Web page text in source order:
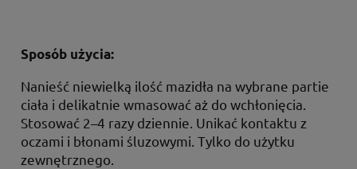
Sposób użycia:
Nanieść niewielką ilość mazidła na wybrane partie
ciała i delikatnie wmasować aż do wchłonięcia.
Stosować 2–4 razy dziennie. Unikać kontaktu z
oczami i błonami śluzowymi. Tylko do użytku
zewnętrznego.